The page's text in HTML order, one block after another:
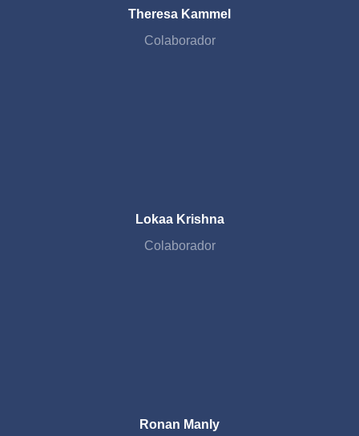
Theresa Kammel
Colaborador
Lokaa Krishna
Colaborador
Ronan Manly